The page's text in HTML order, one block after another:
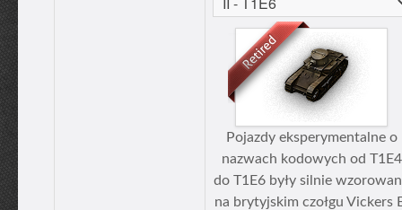
Pojazdy eksperymentalne o
nazwach kodowych od T1E4
do T1E6 były silnie
na brytyjskim czołgu Vickers